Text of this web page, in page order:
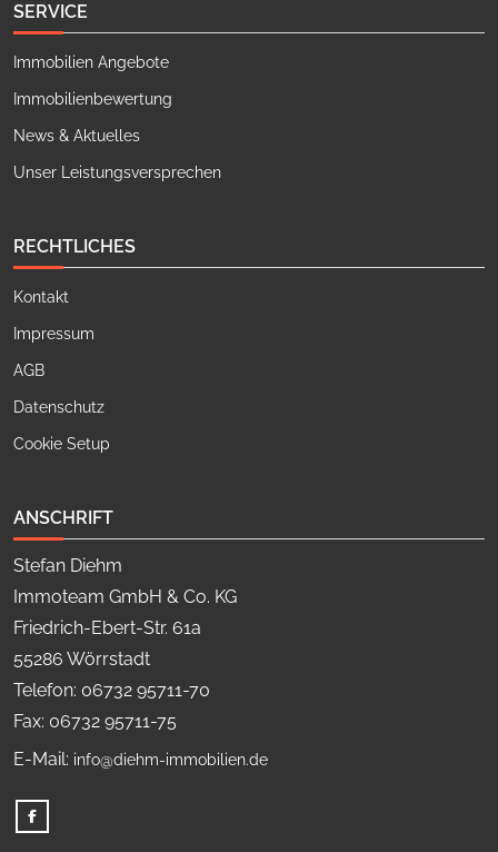
SERVICE
Immobilien Angebote
Immobilienbewertung
News & Aktuelles
Unser Leistungsversprechen
RECHTLICHES
Kontakt
Impressum
AGB
Datenschutz
Cookie Setup
ANSCHRIFT
Stefan Diehm
Immoteam GmbH & Co. KG
Friedrich-Ebert-Str. 61a
55286 Wörrstadt
Telefon: 06732 95711-70
Fax: 06732 95711-75
E-Mail: info@diehm-immobilien.de